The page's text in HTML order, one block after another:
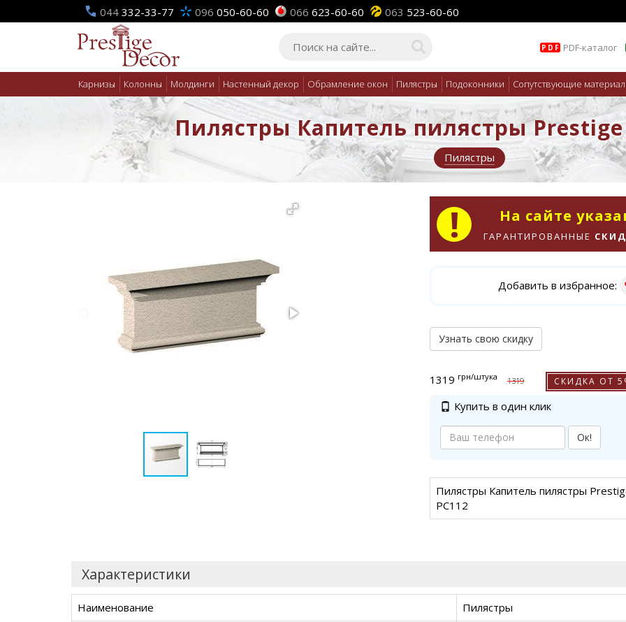
044 332-33-77 096 050-60-60 066 623-60-60 063 523-60-60
PDF PDF-каталог
Карнизы Колонны Молдинги Настенный декор Обрамление окон Пилястры Подоконники Сопутствующие
Пилястры Капитель пилястры Prestige
Пилястры
На сайте
ГАРАНТИРОВАННЫЕ
Добавить в избранное:
Узнать свою скидку
1319 грн/штука 1319 СКИДКА ОТ
Купить в один клик
Ок!
Пилястры Капитель пилястры
PC112
Характеристики
Наименование
Пилястры